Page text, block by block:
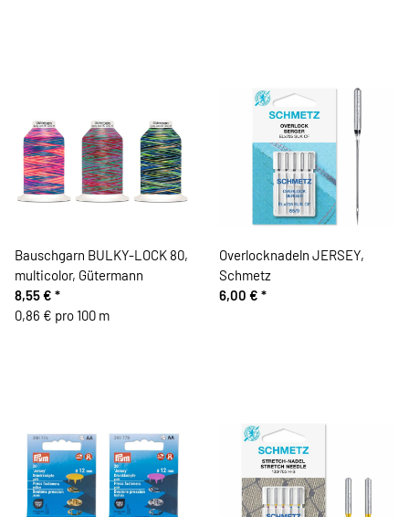
Bauschgarn BULKY-LOCK 80,
multicolor, Gütermann
8,55 € *
0,86 € pro 100 m
Overlocknadeln JERSEY,
Schmetz
6,00 € *